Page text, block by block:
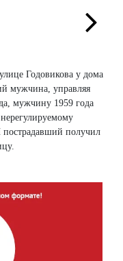
Годовикова у дома
мужчина, управляя
мужчину 1959 года
пострадавший получил